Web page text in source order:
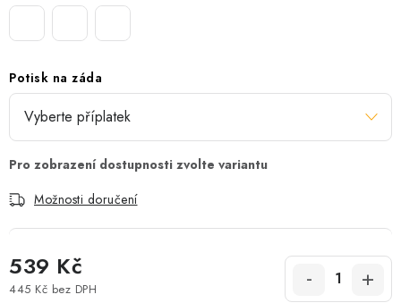
Potisk na záda
Možnosti doručení
539 Kč
445 Kč bez DPH